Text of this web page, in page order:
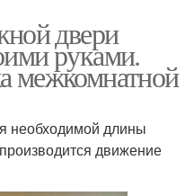
двери
руками.
межкомнатной
необходимой длины
движение